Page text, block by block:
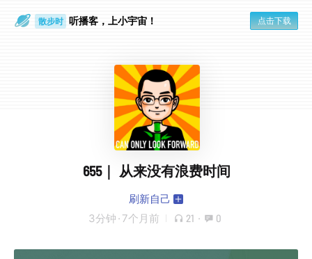
散步时 听播客，上小宇宙！ 点击下载
655｜ 从来没有浪费时间
刷新自己
3分钟 · 7个月前 21 · 0